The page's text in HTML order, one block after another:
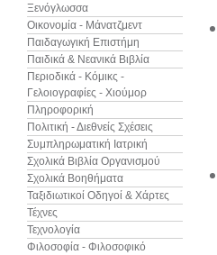
Ξενόγλωσσα
Οικονομία - Μάνατζμεντ
Παιδαγωγική Επιστήμη
Παιδικά & Νεανικά Βιβλία
Περιοδικά - Κόμικς -
Γελοιογραφίες - Χιούμορ
Πληροφορική
Πολιτική - Διεθνείς Σχέσεις
Συμπληρωματική Ιατρική
Σχολικά Βιβλία Οργανισμού
Σχολικά Βοηθήματα
Ταξιδιωτικοί Οδηγοί & Χάρτες
Τέχνες
Τεχνολογία
Φιλοσοφία - Φιλοσοφικό